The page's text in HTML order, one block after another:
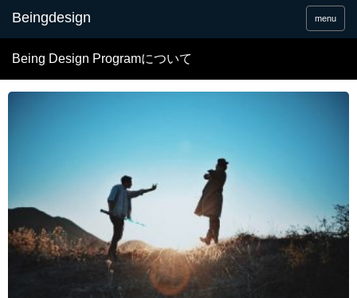
menu
Being Design Programについて